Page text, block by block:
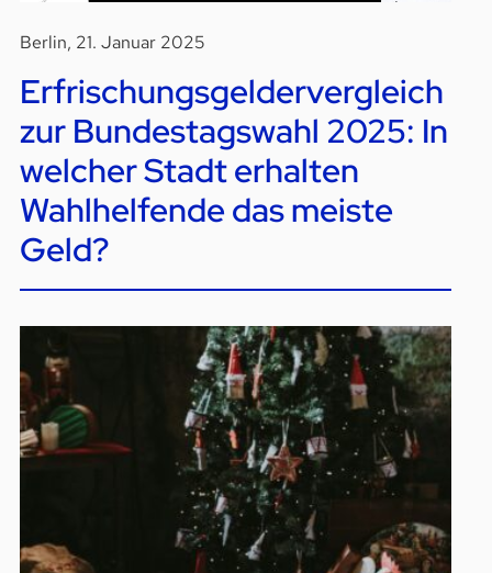
Berlin, 21. Januar 2025
Erfrischungsgeldervergleich
zur Bundestagswahl 2025: In
welcher Stadt erhalten
Wahlhelfende das meiste
Geld?